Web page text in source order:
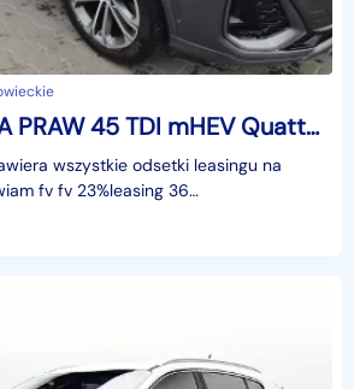
Audi Q7 CESJA PRAW 45 TDI mHEV Quattro S Line Tiptr CESJA
wszystkie odsetki leasingu na
fv fv 23%leasing 36
po odjęciu rat i odstępnegorata